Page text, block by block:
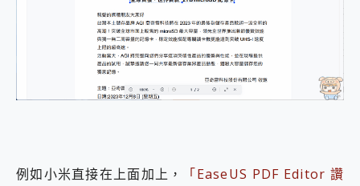
例如小米直接在上面加上，
「EaseUS PDF Editor 讚